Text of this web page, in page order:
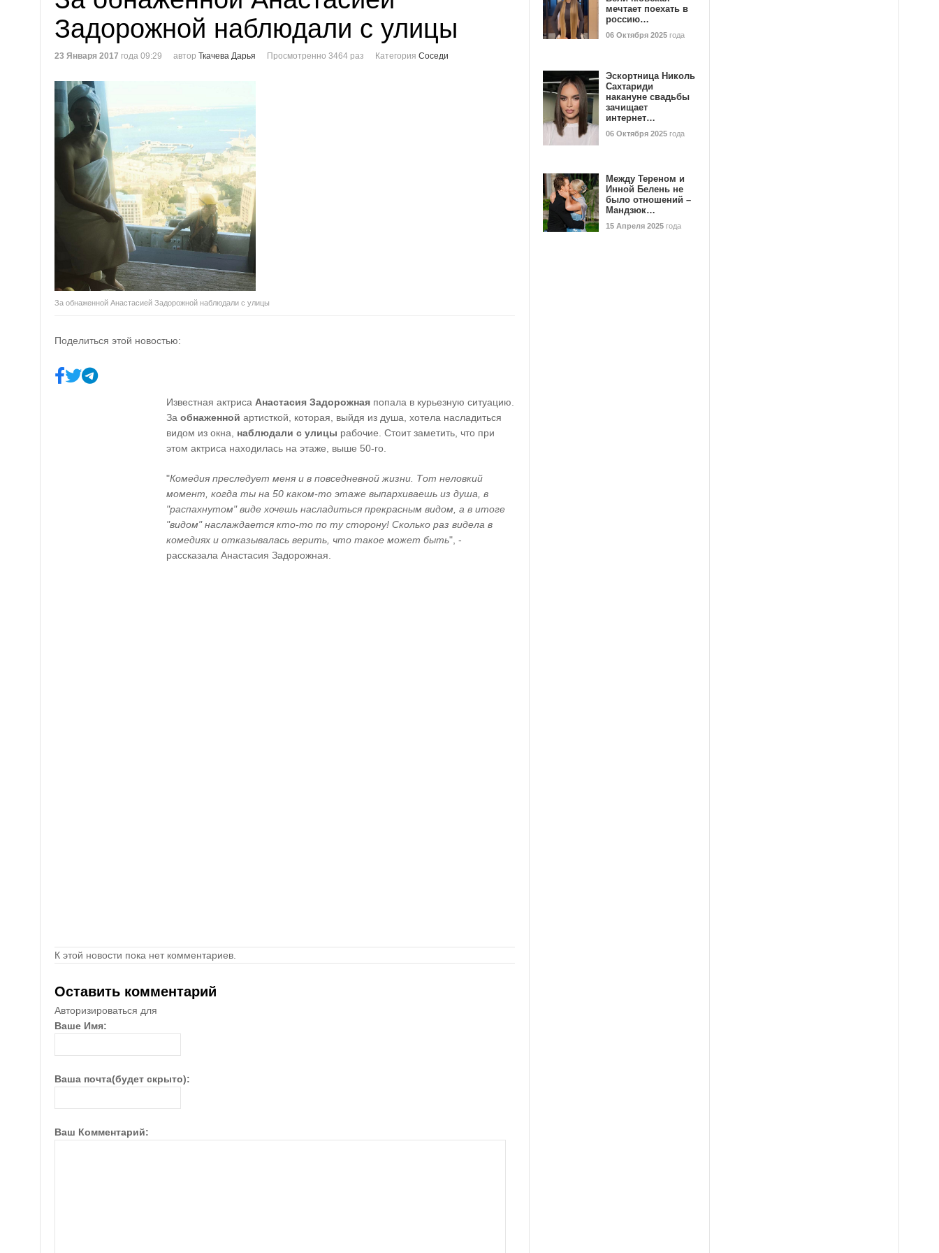
Задорожной наблюдали с улицы
23 Января 2017 года 09:29 автор Ткачева Дарья Просмотренно 3464 раз Категория Соседи
За обнаженной Анастасией Задорожной наблюдали с улицы
Поделиться этой новостью:
Известная актриса Анастасия Задорожная попала в курьезную ситуацию.
За обнаженной артисткой, которая, выйдя из душа, хотела насладиться
видом из окна, наблюдали с улицы рабочие. Стоит заметить, что при
этом актриса находилась на этаже, выше 50-го.
"Комедия преследует меня и в повседневной жизни. Тот неловкий
момент, когда ты на 50 каком-то этаже выпархиваешь из душа, в
"распахнутом" виде хочешь насладиться прекрасным видом, а в итоге
"видом" наслаждается кто-то по ту сторону! Сколько раз видела в
комедиях и отказывалась верить, что такое может быть", -
рассказала Анастасия Задорожная.
К этой новости пока нет комментариев.
Оставить комментарий
Авторизироваться для
Ваше Имя:
Ваша почта(будет скрыто):
Ваш Комментарий:
мечтает поехать в
россию…
06 Октября 2025 года
Эскортница Николь
Сахтариди
накануне свадьбы
зачищает
интернет…
06 Октября 2025 года
Между Тереном и
Инной Белень не
было отношений –
Мандзюк…
15 Апреля 2025 года